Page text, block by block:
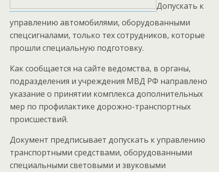
Допускать к
управлению автомобилями, оборудованными
спецсигналами, только тех сотрудников, которые
прошли специальную подготовку.
Как сообщается на сайте ведомства, в органы,
подразделения и учреждения МВД РФ направлено
указание о принятии комплекса дополнительных
мер по профилактике дорожно-транспортных
происшествий.
Документ предписывает допускать к управлению
транспортными средствами, оборудованными
специальными световыми и звуковыми